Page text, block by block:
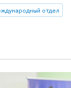
отдел